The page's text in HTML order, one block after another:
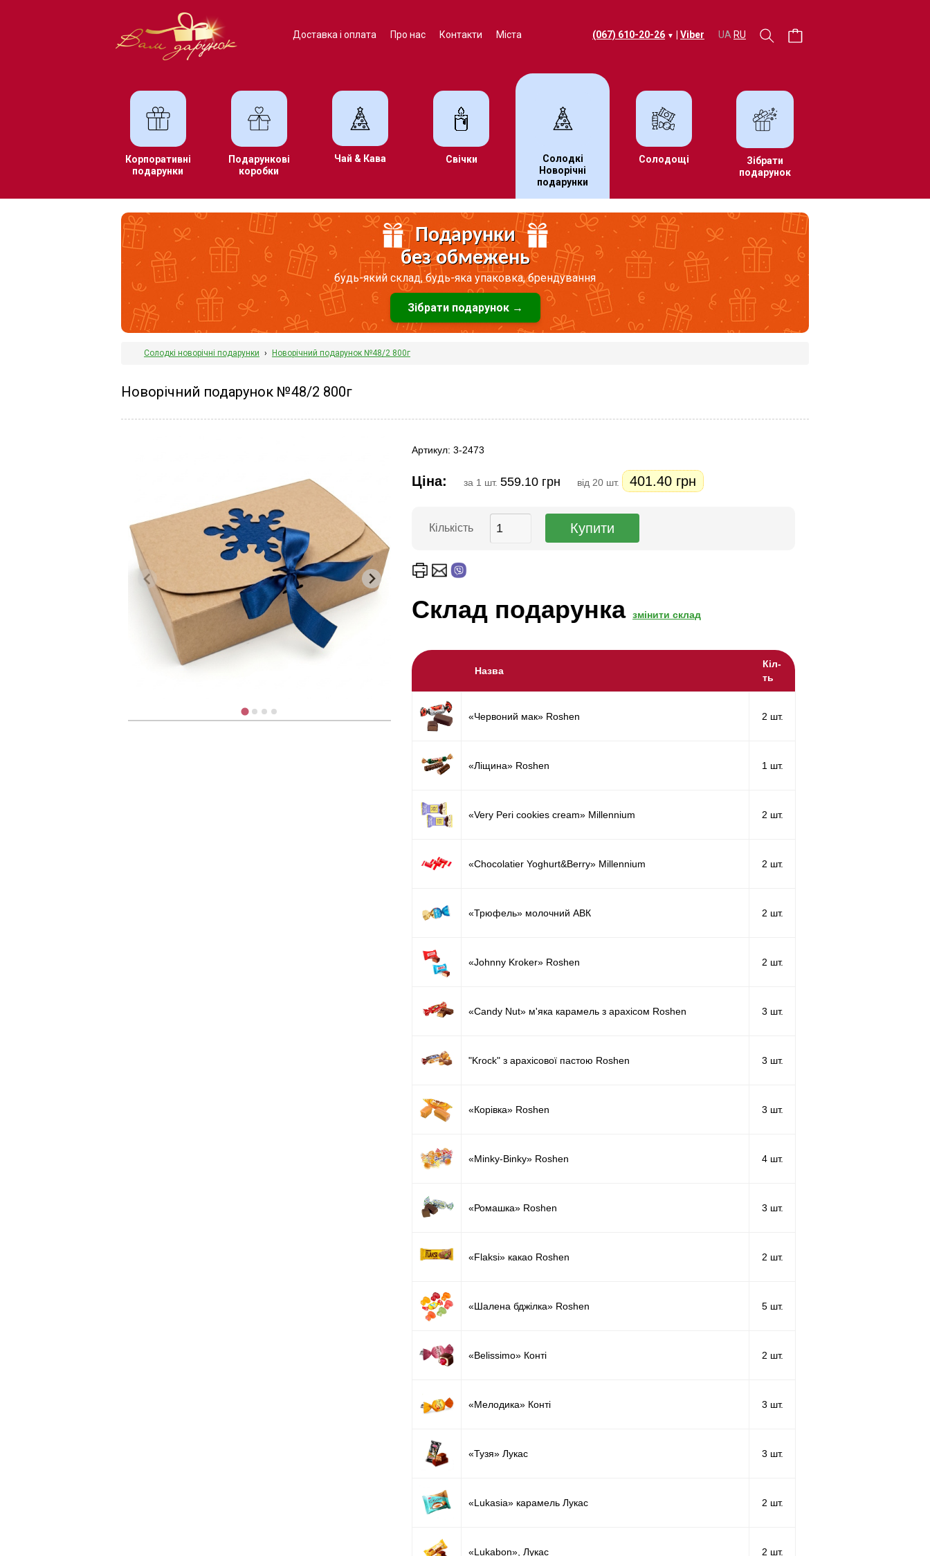
Доставка і оплата Про нас Контакти Міста (067) 610-20-26 ▼ Viber UA RU
Корпоративні
подарунки
Подарункові
коробки
Чай & Кава Свічки
Солодкі
Новорічні
подарунки
Солодощі
Зібрати
подарунок
Подарунки
без обмежень
будь-який склад, будь-яка упаковка, брендування
Зібрати подарунок →
Солодкі новорічні подарунки › Новорічний подарунок №48/2 800г
Новорічний подарунок №48/2 800г
Артикул: 3-2473
Ціна: за 1 шт. 559.10 грн від 20 шт. 401.40 грн
Кількість
Склад подарунка змінити склад
Назва
Кіл-
ть
«Червоний мак» Roshen 2 шт.
«Ліщина» Roshen 1 шт.
«Very Peri cookies cream» Millennium 2 шт.
«Chocolatier Yoghurt&Berry» Millennium 2 шт.
«Трюфель» молочний АВК 2 шт.
«Johnny Kroker» Roshen 2 шт.
«Candy Nut» м'яка карамель з арахісом Roshen 3 шт.
"Krock" з арахісової пастою Roshen 3 шт.
«Корівка» Roshen 3 шт.
«Minky-Binky» Roshen 4 шт.
«Ромашка» Roshen 3 шт.
«Flaksi» какао Roshen 2 шт.
«Шалена бджілка» Roshen 5 шт.
«Belissimo» Конті 2 шт.
«Мелодика» Конті 3 шт.
«Тузя» Лукас 3 шт.
«Lukasia» карамель Лукас 2 шт.
«Lukabon», Лукас 2 шт.